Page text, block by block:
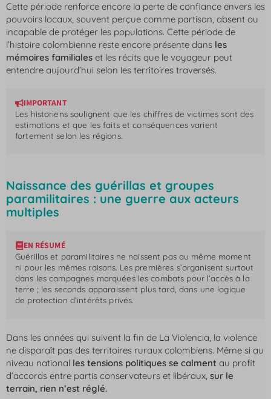
Cette période renforce encore la perte de confiance envers les
pouvoirs locaux, souvent perçue comme partisan, absent ou
incapable de protéger les populations. Cette période de
l’histoire colombienne reste encore présente dans les
mémoires familiales et les récits que le voyageur peut
entendre aujourd’hui selon les territoires traversés.
IMPORTANT
Les historiens soulignent que les chiffres de victimes sont des
estimations et que les faits et conséquences varient
fortement selon les régions.
Naissance des guérillas et groupes
paramilitaires : une guerre aux acteurs
multiples
EN RÉSUMÉ
Guérillas et paramilitaires ne naissent pas au même moment
ni pour les mêmes raisons. Les premières s’organisent surtout
dans les campagnes marquées les combats pour l’accès à la
terre ; les seconds apparaissent plus tard, dans une logique
de protection d’intérêts privés.
Dans les années qui suivent la fin de La Violencia , la violence
ne disparaît pas des territoires ruraux colombiens. Même si au
niveau national les tensions politiques se calment au profit
d’accords entre partis conservateurs et libéraux, sur le
terrain, rien n’est réglé.